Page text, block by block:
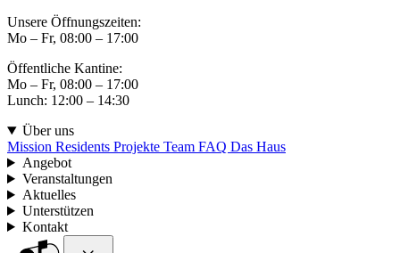
Unsere Öffnungszeiten:
Mo – Fr, 08:00 – 17:00
Öffentliche Kantine:
Mo – Fr, 08:00 – 17:00
Lunch: 12:00 – 14:30
Über uns
Mission Residents Projekte Team FAQ Das Haus
Angebot
Veranstaltungen
Aktuelles
Unterstützen
Kontakt